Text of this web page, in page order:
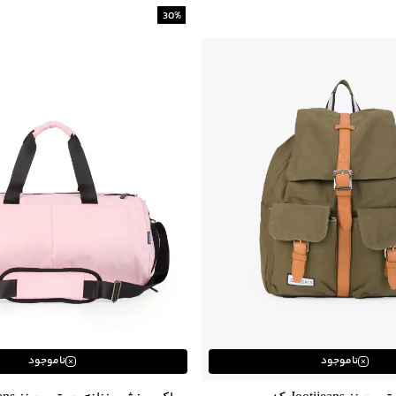
30%
ناموجود ناموجود